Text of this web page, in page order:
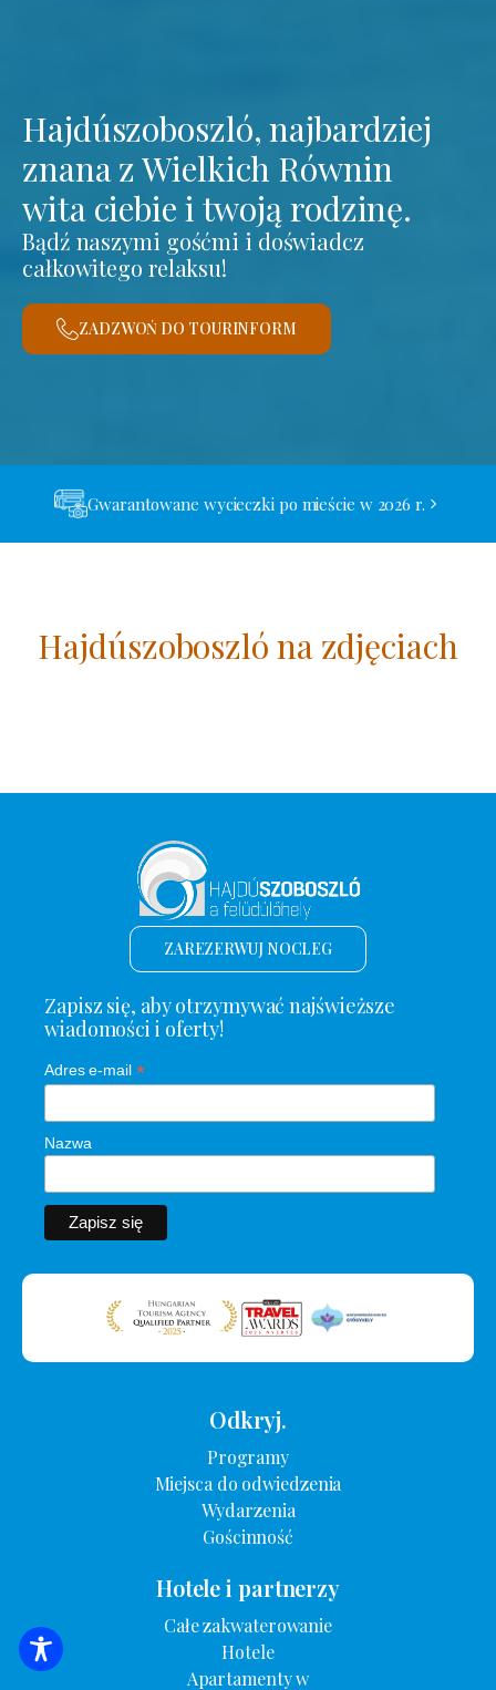
Hajdúszoboszló, najbardziej
znana z Wielkich Równin
wita ciebie i twoją rodzinę.
Bądź naszymi gośćmi i doświadcz
całkowitego relaksu!
ZADZWOŃ DO TOURINFORM
Gwarantowane wycieczki po mieście w 2026 r.
Hajdúszoboszló na zdjęciach
WYSZUKIWANIE ZAKWATEROWANIA
ZAREZERWUJ NOCLEG
Zapisz się, aby otrzymywać najświeższe
wiadomości i oferty!
Adres e-mail *
Nazwa
Odkryj.
Programy
Miejsca do odwiedzenia
Wydarzenia
Gościnność
Hotele i partnerzy
Całe zakwaterowanie
Hotele
Apartamenty w